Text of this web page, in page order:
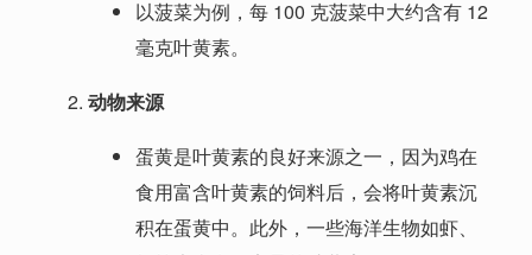
以菠菜为例，每 100 克菠菜中大约含有 12
毫克叶黄素。
动物来源
蛋黄是叶黄素的良好来源之一，因为鸡在
食用富含叶黄素的饲料后，会将叶黄素沉
积在蛋黄中。此外，一些海洋生物如虾、